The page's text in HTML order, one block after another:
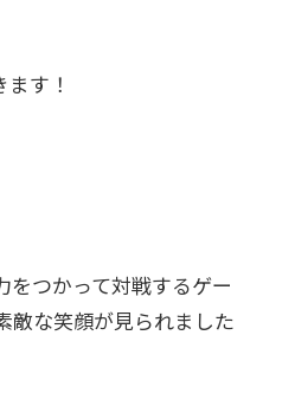
す！
をつかって対戦するゲー
敵な笑顔が見られました